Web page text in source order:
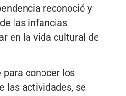
reconoció y
las infancias
en la vida cultural de
conocer los
las actividades, se